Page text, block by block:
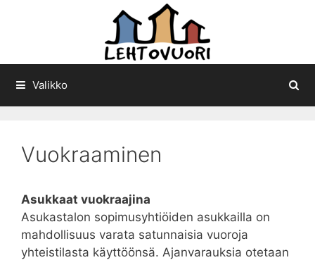
Valikko
Vuokraaminen
Asukkaat vuokraajina
Asukastalon sopimusyhtiöiden asukkailla on
mahdollisuus varata satunnaisia vuoroja
yhteistilasta käyttöönsä. Ajanvarauksia otetaan